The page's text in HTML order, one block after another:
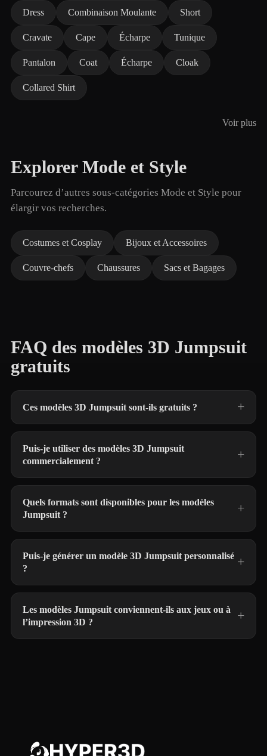
Dress Combinaison Moulante Short
Cravate Cape Écharpe Tunique
Pantalon Coat Écharpe Cloak
Collared Shirt
Voir plus
Explorer Mode et Style
Parcourez d’autres sous-catégories Mode et Style pour
élargir vos recherches.
Costumes et Cosplay Bijoux et Accessoires
Couvre-chefs Chaussures Sacs et Bagages
FAQ des modèles 3D Jumpsuit
gratuits
Ces modèles 3D Jumpsuit sont-ils gratuits ?
Puis-je utiliser des modèles 3D Jumpsuit
commercialement ?
Quels formats sont disponibles pour les modèles
Jumpsuit ?
Puis-je générer un modèle 3D Jumpsuit personnalisé
?
Les modèles Jumpsuit conviennent-ils aux jeux ou à
l’impression 3D ?